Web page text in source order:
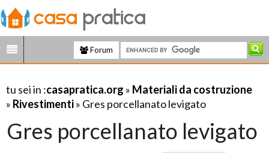
Forum
tu sei in :casapratica.org » Materiali da costruzione
» Rivestimenti» Gres porcellanato levigato
Gres porcellanato levigato